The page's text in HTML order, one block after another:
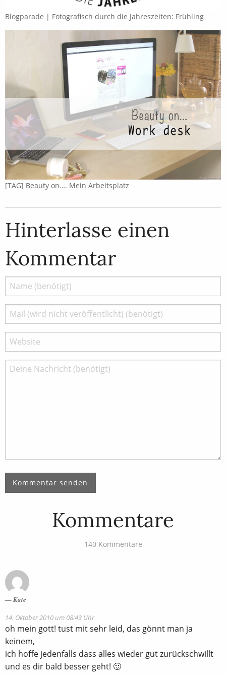
Blogparade | Fotografisch durch die Jahreszeiten: Frühling
[TAG] Beauty on…. Mein Arbeitsplatz
Hinterlasse einen
Kommentar
Kommentare
140 Kommentare
Kate
14. Oktober 2010 um 08:43 Uhr
oh mein gott! tust mit sehr leid, das gönnt man ja
keinem,
ich hoffe jedenfalls dass alles wieder gut zurückschwillt
und es dir bald besser geht! 🙂